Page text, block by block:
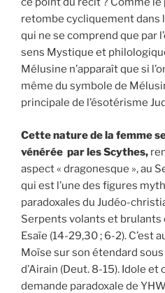
retombe cycliquement dans
qui ne se comprend que par
sens Mystique et
Mélusine n’apparaît que si
même du symbole de
principale de l’ésotérisme
Cette nature de la femme
vénérée par les Scythes,
aspect « dragonesque », au
qui est l’une des figures
paradoxales du Judéo-
Serpents volants et brulants
Esaïe (14-29,30 ; 6-2). C’est
Moïse sur son étendard
d’Airain (Deut. 8-15). Idole
demande paradoxale de